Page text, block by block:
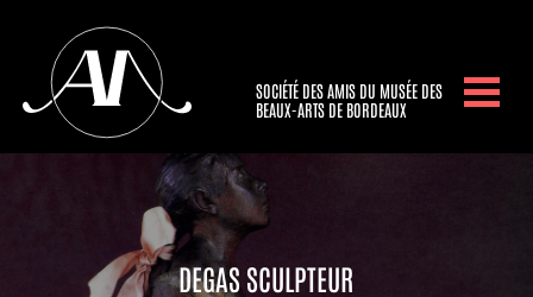
SOCIÉTÉ DES AMIS DU MUSÉE DES
BEAUX-ARTS DE BORDEAUX
DEGAS SCULPTEUR